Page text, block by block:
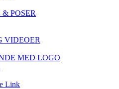
POSER
VIDEOER
MED LOGO
Link